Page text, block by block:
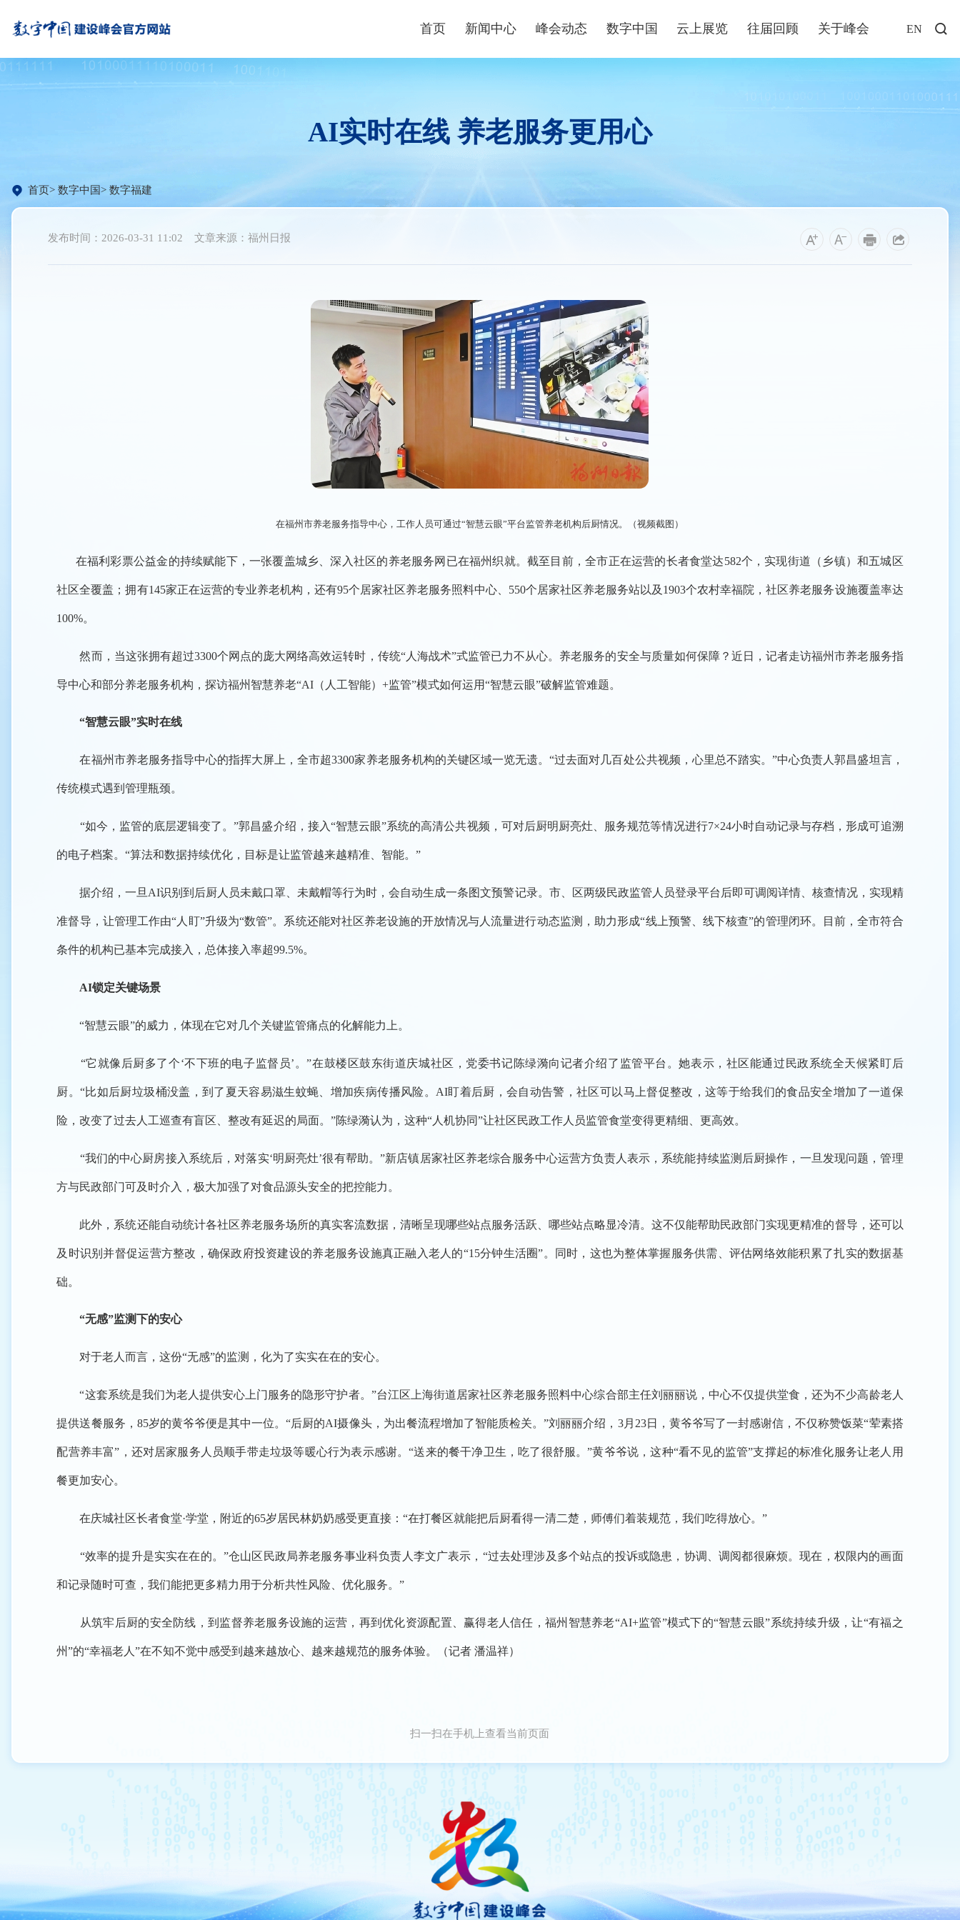
首页 新闻中心
视频播报
峰会镜头
媒体聚焦
峰会动态
创新大赛
数字中国
数字企业+
政策解读
云上展览 往届回顾 关于峰会 EN
AI实时在线 养老服务更用心
首页 数字中国 数字福建
发布时间：2026-03-31 11:02 文章来源：福州日报
在福州市养老服务指导中心，工作人员可通过“智慧云眼”平台监管养老机构后厨情况。（视频截图）
在福利彩票公益金的持续赋能下，一张覆盖城乡、深入社区的养老服务网已在福州织就。截至目前，全市正在运营的长者食堂达582个，实现街道（乡镇）和五城区
社区全覆盖；拥有145家正在运营的专业养老机构，还有95个居家社区养老服务照料中心、550个居家社区养老服务站以及1903个农村幸福院，社区养老服务设施覆盖率达
100%。
然而，当这张拥有超过3300个网点的庞大网络高效运转时，传统“人海战术”式监管已力不从心。养老服务的安全与质量如何保障？近日，记者走访福州市养老服务指
导中心和部分养老服务机构，探访福州智慧养老“AI（人工智能）+监管”模式如何运用“智慧云眼”破解监管难题。
“智慧云眼”实时在线
在福州市养老服务指导中心的指挥大屏上，全市超3300家养老服务机构的关键区域一览无遗。“过去面对几百处公共视频，心里总不踏实。”中心负责人郭昌盛坦言，
传统模式遇到管理瓶颈。
“如今，监管的底层逻辑变了。”郭昌盛介绍，接入“智慧云眼”系统的高清公共视频，可对后厨明厨亮灶、服务规范等情况进行7×24小时自动记录与存档，形成可追溯
的电子档案。“算法和数据持续优化，目标是让监管越来越精准、智能。”
据介绍，一旦AI识别到后厨人员未戴口罩、未戴帽等行为时，会自动生成一条图文预警记录。市、区两级民政监管人员登录平台后即可调阅详情、核查情况，实现精
准督导，让管理工作由“人盯”升级为“数管”。系统还能对社区养老设施的开放情况与人流量进行动态监测，助力形成“线上预警、线下核查”的管理闭环。目前，全市符合
条件的机构已基本完成接入，总体接入率超99.5%。
AI锁定关键场景
“智慧云眼”的威力，体现在它对几个关键监管痛点的化解能力上。
“它就像后厨多了个‘不下班的电子监督员’。”在鼓楼区鼓东街道庆城社区，党委书记陈绿漪向记者介绍了监管平台。她表示，社区能通过民政系统全天候紧盯后
厨。“比如后厨垃圾桶没盖，到了夏天容易滋生蚊蝇、增加疾病传播风险。AI盯着后厨，会自动告警，社区可以马上督促整改，这等于给我们的食品安全增加了一道保
险，改变了过去人工巡查有盲区、整改有延迟的局面。”陈绿漪认为，这种“人机协同”让社区民政工作人员监管食堂变得更精细、更高效。
“我们的中心厨房接入系统后，对落实‘明厨亮灶’很有帮助。”新店镇居家社区养老综合服务中心运营方负责人表示，系统能持续监测后厨操作，一旦发现问题，管理
方与民政部门可及时介入，极大加强了对食品源头安全的把控能力。
此外，系统还能自动统计各社区养老服务场所的真实客流数据，清晰呈现哪些站点服务活跃、哪些站点略显冷清。这不仅能帮助民政部门实现更精准的督导，还可以
及时识别并督促运营方整改，确保政府投资建设的养老服务设施真正融入老人的“15分钟生活圈”。同时，这也为整体掌握服务供需、评估网络效能积累了扎实的数据基
础。
“无感”监测下的安心
对于老人而言，这份“无感”的监测，化为了实实在在的安心。
“这套系统是我们为老人提供安心上门服务的隐形守护者。”台江区上海街道居家社区养老服务照料中心综合部主任刘丽丽说，中心不仅提供堂食，还为不少高龄老人
提供送餐服务，85岁的黄爷爷便是其中一位。“后厨的AI摄像头，为出餐流程增加了智能质检关。”刘丽丽介绍，3月23日，黄爷爷写了一封感谢信，不仅称赞饭菜“荤素搭
配营养丰富”，还对居家服务人员顺手带走垃圾等暖心行为表示感谢。“送来的餐干净卫生，吃了很舒服。”黄爷爷说，这种“看不见的监管”支撑起的标准化服务让老人用
餐更加安心。
在庆城社区长者食堂·学堂，附近的65岁居民林奶奶感受更直接：“在打餐区就能把后厨看得一清二楚，师傅们着装规范，我们吃得放心。”
“效率的提升是实实在在的。”仓山区民政局养老服务事业科负责人李文广表示，“过去处理涉及多个站点的投诉或隐患，协调、调阅都很麻烦。现在，权限内的画面
和记录随时可查，我们能把更多精力用于分析共性风险、优化服务。”
从筑牢后厨的安全防线，到监督养老服务设施的运营，再到优化资源配置、赢得老人信任，福州智慧养老“AI+监管”模式下的“智慧云眼”系统持续升级，让“有福之
州”的“幸福老人”在不知不觉中感受到越来越放心、越来越规范的服务体验。（记者 潘温祥）
扫一扫在手机上查看当前页面